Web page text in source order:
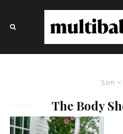
Son
The Body